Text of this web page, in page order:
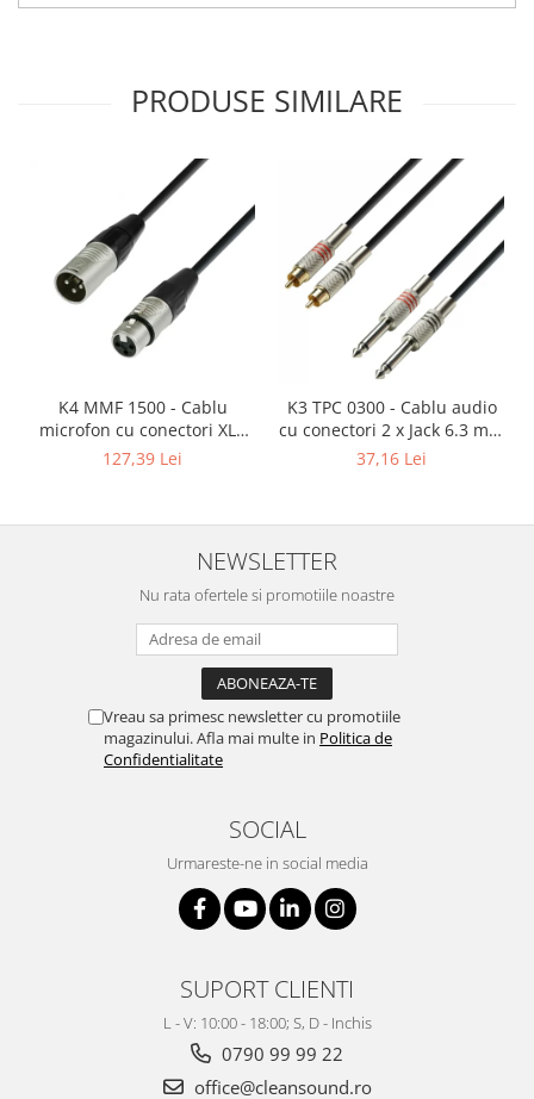
PRODUSE SIMILARE
K4 MMF 1500 - Cablu
microfon cu conectori XLR
mama / XLR tata 3p REAN -
127,39 Lei
K3 TPC 0300 - Cablu audio
cu conectori 2 x Jack 6.3 mm
mono / 2 x RCA tata AH 3 m
37,16 Lei
NEWSLETTER
Nu rata ofertele si promotiile noastre
Vreau sa primesc newsletter cu promotiile
magazinului. Afla mai multe in Politica de
Confidentialitate
SOCIAL
Urmareste-ne in social media
SUPORT CLIENTI
L - V: 10:00 - 18:00; S, D - Inchis
0790 99 99 22
office@cleansound.ro